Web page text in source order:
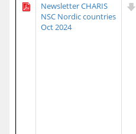
Newsletter CHARIS
NSC Nordic countries
Oct 2024